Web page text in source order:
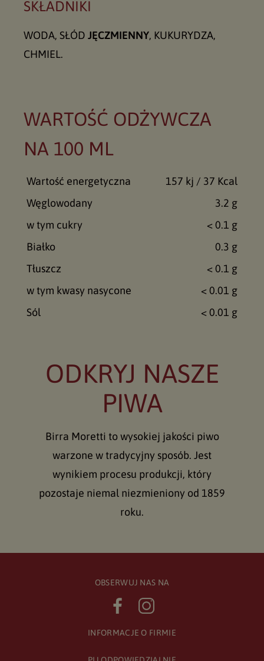
SKŁADNIKI
WODA, SŁÓD JĘCZMIENNY, KUKURYDZA,
CHMIEL.
WARTOŚĆ ODŻYWCZA
NA 100 ML
Wartość energetyczna
157 kj / 37 Kcal
Węglowodany
3.2 g
w tym cukry
< 0.1 g
Białko
0.3 g
Tłuszcz
< 0.1 g
w tym kwasy nasycone
< 0.01 g
Sól
< 0.01 g
ODKRYJ NASZE
PIWA
Birra Moretti to wysokiej jakości piwo
warzone w tradycyjny sposób. Jest
wynikiem procesu produkcji, który
pozostaje niemal niezmieniony od 1859
roku.
OBSERWUJ NAS NA
INFORMACJE O FIRMIE